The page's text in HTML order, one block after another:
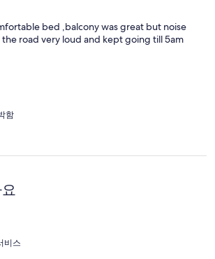
bed ,balcony was great but noise
road very loud and kept going till 5am
함
비스